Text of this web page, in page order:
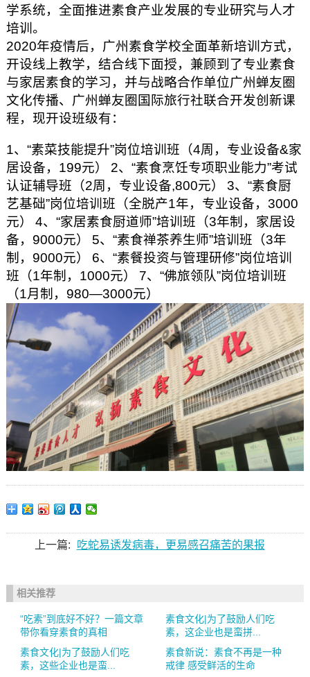
学系统，全面推进素食产业发展的专业研究与人才
培训。
2020年疫情后，广州素食学校全面革新培训方式，
开设线上教学，结合线下面授，兼顾到了专业素食
与家居素食的学习，并与战略合作单位广州蝉友圈
文化传播、广州蝉友圈国际旅行社联合开发创新课
程，现开设班级有：
1、“素菜技能提升”岗位培训班（4周，专业设备&家
居设备，199元）
2、“素食烹饪专项职业能力”考试
认证辅导班（2周，专业设备,800元）
3、“素食厨
艺基础”岗位培训班（全脱产1年，专业设备，3000
元）
4、“家居素食厨道师”培训班（3年制，家居设
备，9000元）
5、“素食禅茶养生师”培训班（3年
制，9000元）
6、“素餐投资与管理研修”岗位培训
班（1年制，1000元）
7、“佛旅领队”岗位培训班
（1月制，980—3000元）
上一篇: 吃蛇易诱发病毒，更易感召痛苦的果报
相关推荐
“吃素”到底好不好？一篇文章
带你看穿素食的真相
素食文化|为了鼓励人们吃
素，这企业也是蛮拼...
素食文化|为了鼓励人们吃
素，这些企业也是蛮...
素食新说：素食不再是一种
戒律 感受鲜活的生命